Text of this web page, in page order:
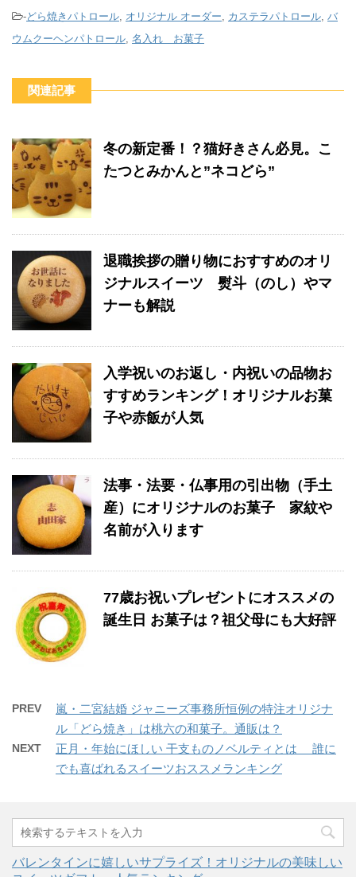
c
e
o
k
a
gr
m
tt
er
-どら焼きパトロール オリジナル オーダー カステラパトロール バ
ウムクーヘンパトロール 名入れ お菓子
関連記事
冬の新定番！？猫好きさん必見。こ
たつとみかんと”ネコどら”
退職挨拶の贈り物におすすめのオリ
ジナルスイーツ 熨斗（のし）やマ
ナーも解説
入学祝いのお返し・内祝いの品物お
すすめランキング！オリジナルお菓
子や赤飯が人気
法事・法要・仏事用の引出物（手土
産）にオリジナルのお菓子 家紋や
名前が入ります
77歳お祝いプレゼントにオススメの
誕生日 お菓子は？祖父母にも大好評
PREV
嵐・二宮結婚 ジャニーズ事務所恒例の特注オリジナ
ル「どら焼き」は桃六の和菓子。通販は？
NEXT
正月・年始にほしい 干支ものノベルティとは 誰に
でも喜ばれるスイーツおススメランキング
バレンタインに嬉しいサプライズ！オリジナルの美味しい